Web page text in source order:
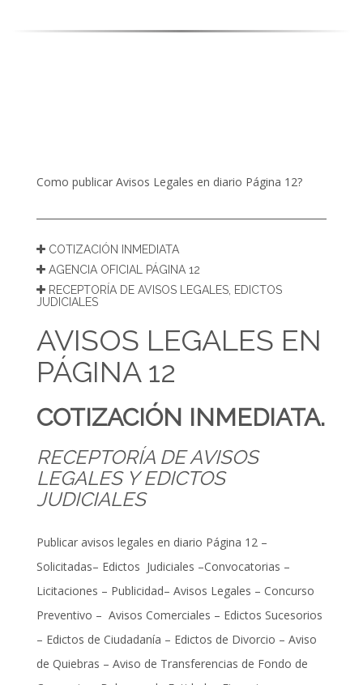
Como publicar Avisos Legales en diario Página 12?
COTIZACIÓN INMEDIATA
AGENCIA OFICIAL PÁGINA 12
RECEPTORÍA DE AVISOS LEGALES, EDICTOS
JUDICIALES
AVISOS LEGALES EN
PÁGINA 12
COTIZACIÓN INMEDIATA.
RECEPTORÍA DE AVISOS
LEGALES Y EDICTOS
JUDICIALES
Publicar avisos legales en diario Página 12 –
Solicitadas– Edictos Judiciales –Convocatorias –
Licitaciones – Publicidad– Avisos Legales – Concurso
Preventivo – Avisos Comerciales – Edictos Sucesorios
– Edictos de Ciudadanía – Edictos de Divorcio – Aviso
de Quiebras – Aviso de Transferencias de Fondo de